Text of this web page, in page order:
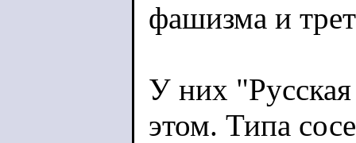
фашизма и
У них
этом. Типа